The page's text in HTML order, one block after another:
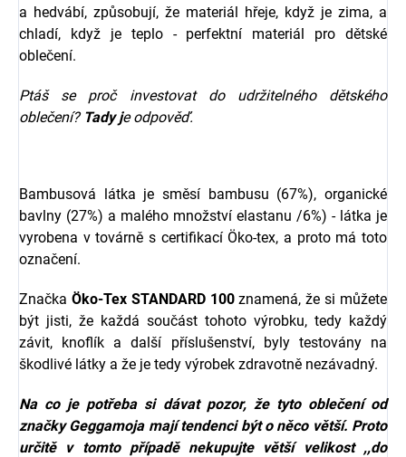
a hedvábí, způsobují, že materiál hřeje, když je zima, a
chladí, když je teplo - perfektní materiál pro dětské
oblečení.
Ptáš se proč investovat do udržitelného dětského
oblečení? Tady je odpověď.
Bambusová látka je směsí bambusu (67%), organické
bavlny (27%) a malého množství elastanu /6%) - látka je
vyrobena v továrně s certifikací Öko-tex, a proto má toto
označení.
Značka Öko-Tex STANDARD 100znamená, že si můžete
být jisti, že každá součást tohoto výrobku, tedy každý
závit, knoflík a další příslušenství, byly testovány na
škodlivé látky a že je tedy výrobek zdravotně nezávadný.
Na co je potřeba si dávat pozor, že tyto oblečení od
značky Geggamoja mají tendenci být o něco větší. Proto
určitě v tomto případě nekupujte větší velikost ,,do